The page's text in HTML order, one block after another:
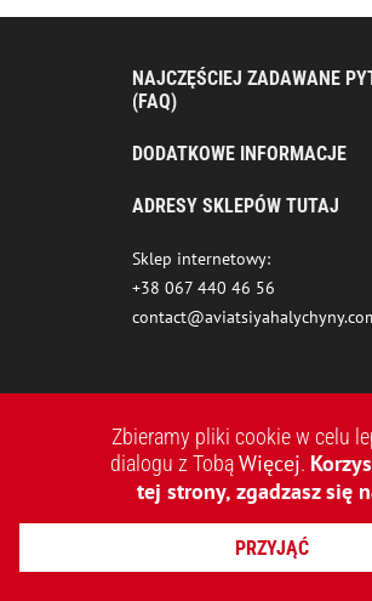
NAJCZĘŚCIEJ ZADAWANE
(FAQ)
DODATKOWE INFORMACJE
ADRESY SKLEPÓW TUTAJ
Sklep internetowy:
+38 067 440 46 56
2015-2026 © AVIATSIYA HALYCHYNY –
ODZIEŻOWA
TWORZENIE STRON
Zbieramy pliki cookie w celu
dialogu z TobąWięcej.
tej strony, zgadzasz się
PRZYJĄĆ